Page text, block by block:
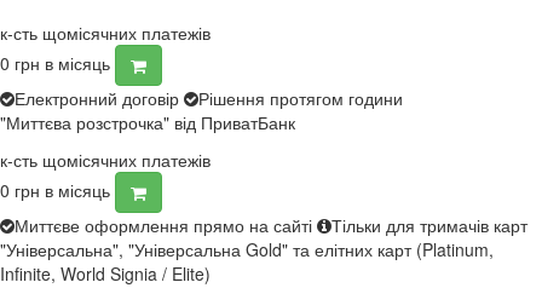
к-сть щомісячних платежів
0 грн в місяць
Електронний договір
Рішення протягом години
"Миттєва розстрочка" від ПриватБанк
к-сть щомісячних платежів
0 грн в місяць
Миттєве оформлення прямо на сайті
Тільки для тримачів карт
"Універсальна", "Універсальна Gold" та елітних карт (Platinum,
Infinite, World Signia / Elite)